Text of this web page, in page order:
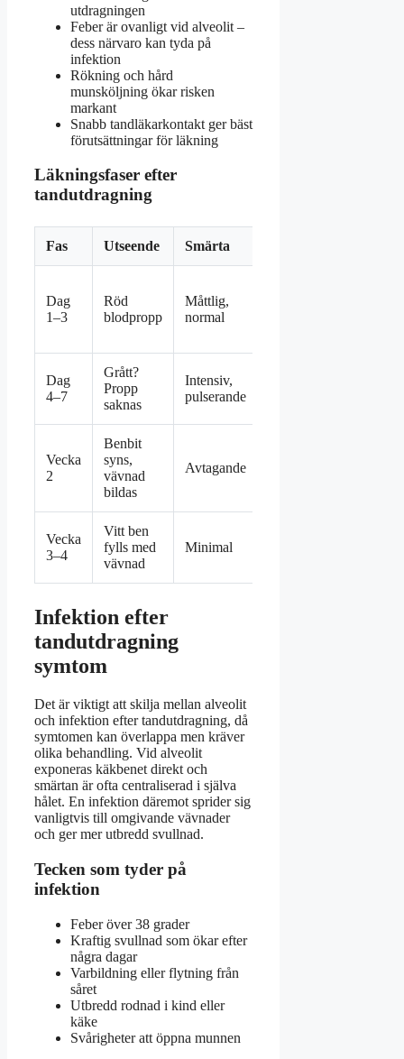
utdragningen
Feber är ovanligt vid alveolit –
dess närvaro kan tyda på
infektion
Rökning och hård
munsköljning ökar risken
markant
Snabb tandläkarkontakt ger bäst
förutsättningar för läkning
Läkningsfaser efter
tandutdragning
Fas Utseende Smärta
Dag
1–3
Röd
blodpropp
Måttlig,
normal
Dag
4–7
Grått?
Propp
saknas
Intensiv,
pulserande
Vecka
2
Benbit
syns,
vävnad
bildas
Avtagande
Vecka
3–4
Vitt ben
fylls med
vävnad
Minimal
Infektion efter
tandutdragning
symtom
Det är viktigt att skilja mellan alveolit
och infektion efter tandutdragning, då
symtomen kan överlappa men kräver
olika behandling. Vid alveolit
exponeras käkbenet direkt och
smärtan är ofta centraliserad i själva
hålet. En infektion däremot sprider sig
vanligtvis till omgivande vävnader
och ger mer utbredd svullnad.
Tecken som tyder på
infektion
Feber över 38 grader
Kraftig svullnad som ökar efter
några dagar
Varbildning eller flytning från
såret
Utbredd rodnad i kind eller
käke
Svårigheter att öppna munnen